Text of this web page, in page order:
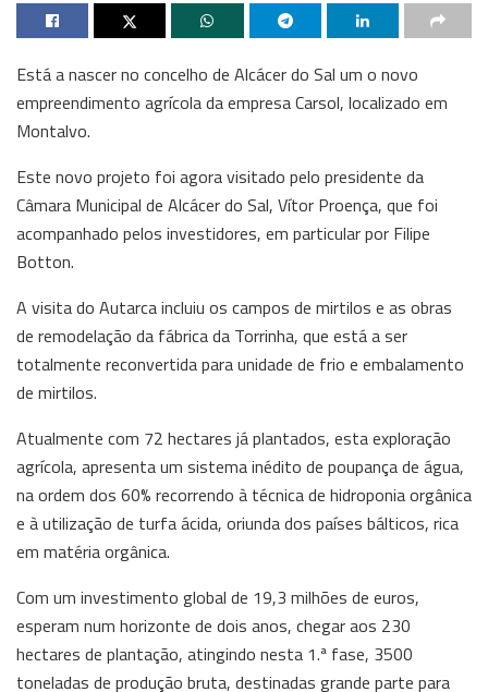
Está a nascer no concelho de Alcácer do Sal um o novo
empreendimento agrícola da empresa Carsol, localizado em
Montalvo.
Este novo projeto foi agora visitado pelo presidente da
Câmara Municipal de Alcácer do Sal, Vítor Proença, que foi
acompanhado pelos investidores, em particular por Filipe
Botton.
A visita do Autarca incluiu os campos de mirtilos e as obras
de remodelação da fábrica da Torrinha, que está a ser
totalmente reconvertida para unidade de frio e embalamento
de mirtilos.
Atualmente com 72 hectares já plantados, esta exploração
agrícola, apresenta um sistema inédito de poupança de água,
na ordem dos 60% recorrendo à técnica de hidroponia orgânica
e à utilização de turfa ácida, oriunda dos países bálticos, rica
em matéria orgânica.
Com um investimento global de 19,3 milhões de euros,
esperam num horizonte de dois anos, chegar aos 230
hectares de plantação, atingindo nesta 1.ª fase, 3500
toneladas de produção bruta, destinadas grande parte para